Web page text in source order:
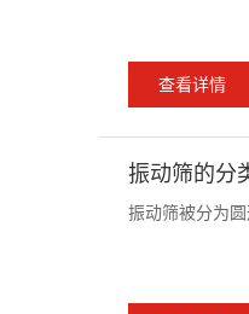
查看详情
振动筛的分
振动筛被分为